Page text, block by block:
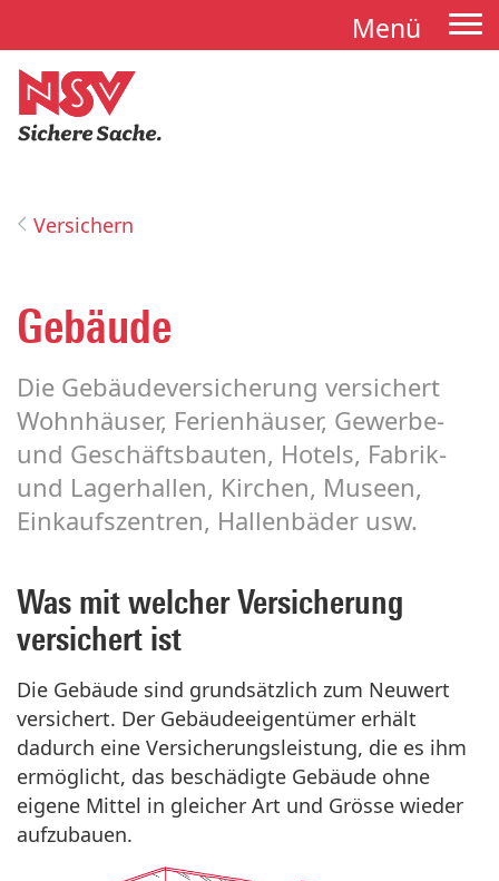
Menü
Versichern
Gebäude
Die Gebäudeversicherung versichert
Wohnhäuser, Ferienhäuser, Gewerbe-
und Geschäftsbauten, Hotels, Fabrik-
und Lagerhallen, Kirchen, Museen,
Einkaufszentren, Hallenbäder usw.
Was mit welcher Versicherung
versichert ist
Die Gebäude sind grundsätzlich zum Neuwert
versichert. Der Gebäudeeigentümer erhält
dadurch eine Versicherungsleistung, die es ihm
ermöglicht, das beschädigte Gebäude ohne
eigene Mittel in gleicher Art und Grösse wieder
aufzubauen.